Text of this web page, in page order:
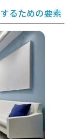
るための要素